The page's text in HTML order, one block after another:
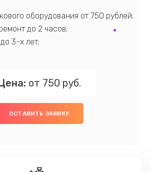
оборудования от 750 рублей;
до 2 часов;
3-х лет;
от 750 руб.
ОСТАВИТЬ ЗАЯВКУ